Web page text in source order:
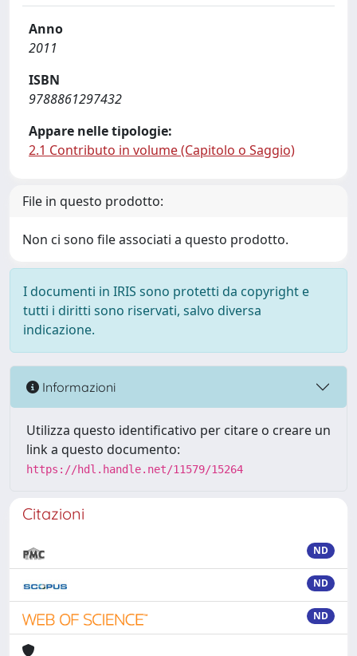
Anno
2011
ISBN
9788861297432
Appare nelle tipologie:
2.1 Contributo in volume (Capitolo o Saggio)
File in questo prodotto:
Non ci sono file associati a questo prodotto.
I documenti in IRIS sono protetti da copyright e
tutti i diritti sono riservati, salvo diversa
indicazione.
Informazioni
Utilizza questo identificativo per citare o creare un
link a questo documento:
https://hdl.handle.net/11579/15264
Citazioni
ND
ND
ND